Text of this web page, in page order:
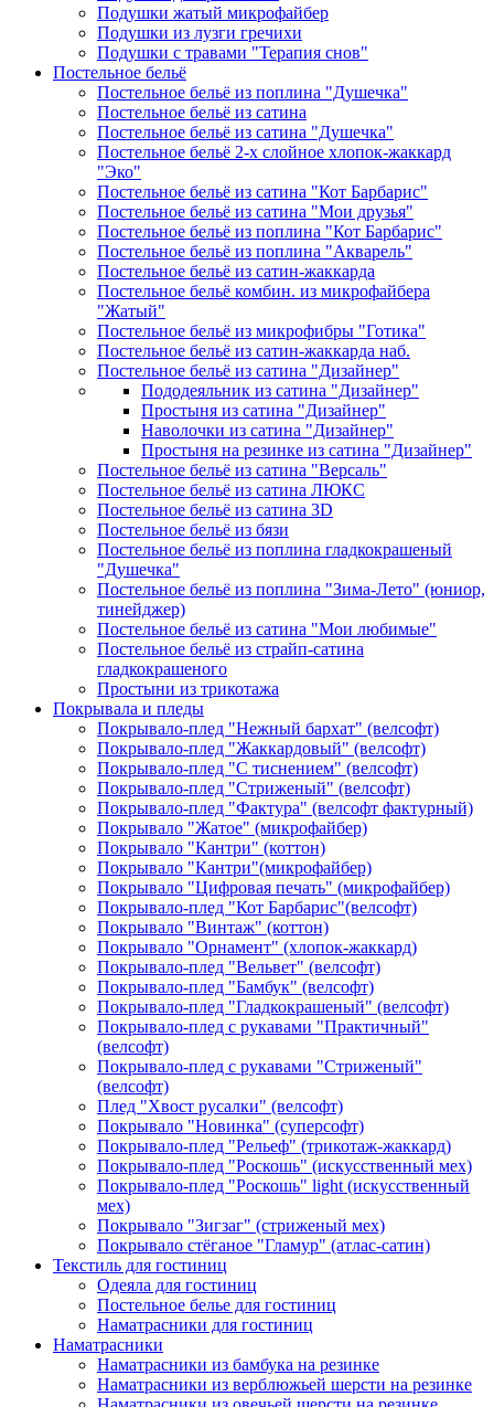
Подушки жатый микрофайбер
Подушки из лузги гречихи
Подушки с травами "Терапия снов"
Постельное бельё
Постельное бельё из поплина "Душечка"
Постельное бельё из сатина
Постельное бельё из сатина "Душечка"
Постельное бельё 2-х слойное хлопок-жаккард
"Эко"
Постельное бельё из сатина "Кот Барбарис"
Постельное бельё из сатина "Мои друзья"
Постельное бельё из поплина "Кот Барбарис"
Постельное бельё из поплина "Акварель"
Постельное бельё из сатин-жаккарда
Постельное бельё комбин. из микрофайбера
"Жатый"
Постельное бельё из микрофибры "Готика"
Постельное бельё из сатин-жаккарда наб.
Постельное бельё из сатина "Дизайнер"
Пододеяльник из сатина "Дизайнер"
Простыня из сатина "Дизайнер"
Наволочки из сатина "Дизайнер"
Простыня на резинке из сатина "Дизайнер"
Постельное бельё из сатина "Версаль"
Постельное бельё из сатина ЛЮКС
Постельное бельё из сатина 3D
Постельное бельё из бязи
Постельное бельё из поплина гладкокрашеный
"Душечка"
Постельное бельё из поплина "Зима-Лето" (юниор,
тинейджер)
Постельное бельё из сатина "Мои любимые"
Постельное бельё из страйп-сатина
гладкокрашеного
Простыни из трикотажа
Покрывала и пледы
Покрывало-плед "Нежный бархат" (велсофт)
Покрывало-плед "Жаккардовый" (велсофт)
Покрывало-плед "С тиснением" (велсофт)
Покрывало-плед "Стриженый" (велсофт)
Покрывало-плед "Фактура" (велсофт фактурный)
Покрывало "Жатое" (микрофайбер)
Покрывало "Кантри" (коттон)
Покрывало "Кантри"(микрофайбер)
Покрывало "Цифровая печать" (микрофайбер)
Покрывало-плед "Кот Барбарис"(велсофт)
Покрывало "Винтаж" (коттон)
Покрывало "Орнамент" (хлопок-жаккард)
Покрывало-плед "Вельвет" (велсофт)
Покрывало-плед "Бамбук" (велсофт)
Покрывало-плед "Гладкокрашеный" (велсофт)
Покрывало-плед с рукавами "Практичный"
(велсофт)
Покрывало-плед с рукавами "Стриженый"
(велсофт)
Плед "Хвост русалки" (велсофт)
Покрывало "Новинка" (суперсофт)
Покрывало-плед "Рельеф" (трикотаж-жаккард)
Покрывало-плед "Роскошь" (искусственный мех)
Покрывало-плед "Роскошь" light (искусственный
мех)
Покрывало "Зигзаг" (стриженый мех)
Покрывало стёганое "Гламур" (атлас-сатин)
Текстиль для гостиниц
Одеяла для гостиниц
Постельное белье для гостиниц
Наматрасники для гостиниц
Наматрасники
Наматрасники из бамбука на резинке
Наматрасники из верблюжьей шерсти на резинке